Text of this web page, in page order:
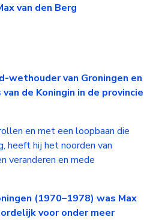
van den Berg
wethouder van Groningen en
de Koningin in de provincie
en met een loopbaan die
heeft hij het noorden van
veranderen en mede
(1970–1978) was Max
voor onder meer